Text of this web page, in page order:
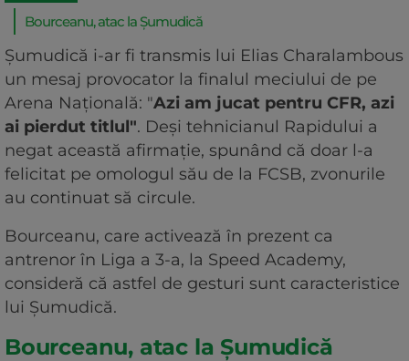
Bourceanu, atac la Șumudică
Șumudică i-ar fi transmis lui Elias Charalambous
un mesaj provocator la finalul meciului de pe
Arena Națională: "Azi am jucat pentru CFR, azi
ai pierdut titlul". Deși tehnicianul Rapidului a
negat această afirmație, spunând că doar l-a
felicitat pe omologul său de la FCSB, zvonurile
au continuat să circule.
Bourceanu, care activează în prezent ca
antrenor în Liga a 3-a, la Speed Academy,
consideră că astfel de gesturi sunt caracteristice
lui Șumudică.
Bourceanu, atac la Șumudică